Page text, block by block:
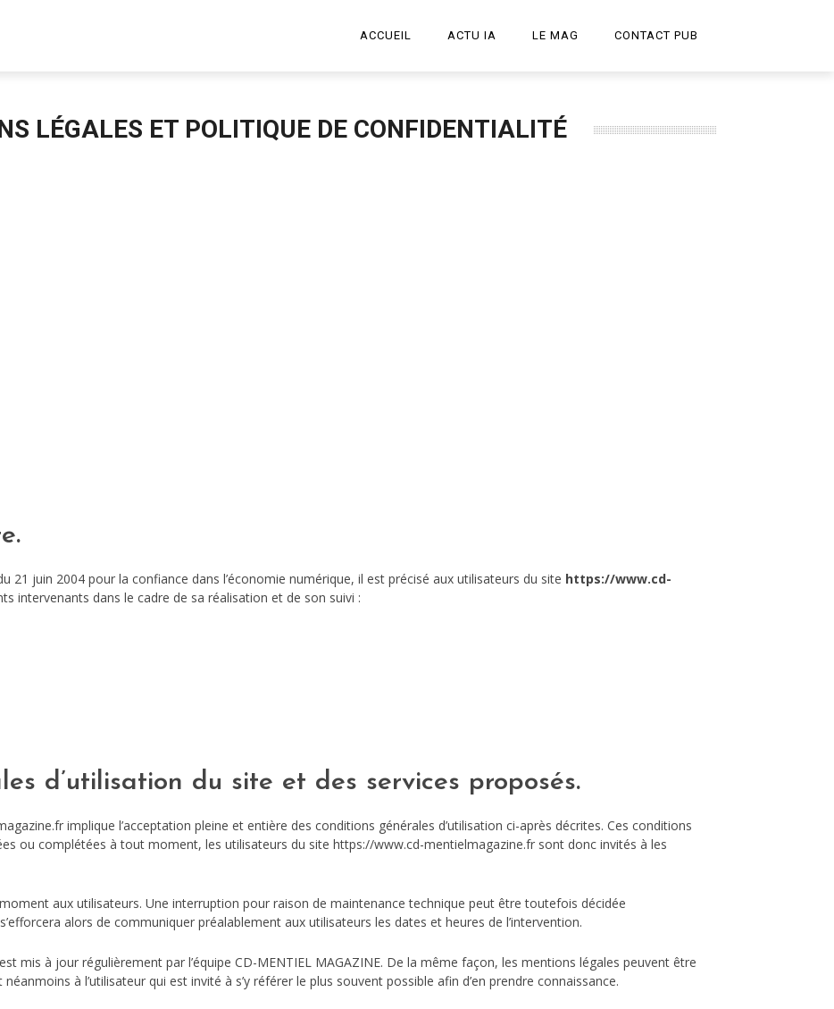
ACCUEIL ACTU IA LE MAG
LE PODCAST
LE MIX DU MOIS
CONTACT PUB
LÉGALES ET POLITIQUE DE CONFIDENTIALITÉ
21 juin 2004 pour la confiance dans l’économie numérique, il est précisé aux utilisateurs du site https://www.cd-
intervenants dans le cadre de sa réalisation et de son suivi :
d’utilisation du site et des services proposés.
implique l’acceptation pleine et entière des conditions générales d’utilisation ci-après décrites. Ces conditions
ou complétées à tout moment, les utilisateurs du site https://www.cd-mentielmagazine.fr sont donc invités à les
aux utilisateurs. Une interruption pour raison de maintenance technique peut être toutefois décidée
alors de communiquer préalablement aux utilisateurs les dates et heures de l’intervention.
mis à jour régulièrement par l’équipe CD-MENTIEL MAGAZINE. De la même façon, les mentions légales peuvent être
à l’utilisateur qui est invité à s’y référer le plus souvent possible afin d’en prendre connaissance.